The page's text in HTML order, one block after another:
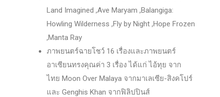
Land Imagined ,Ave Maryam ,Balangiga:
Howling Wilderness ,Fly by Night ,Hope Frozen
,Manta Ray
ภาพยนตร์ฉายโชว์ 16 เรื่องและภาพยนตร์
อาเซียนทรงคุณค่า 3 เรื่อง ได้แก่ ไอ้ทุย จาก
ไทย Moon Over Malaya จากมาเลเซีย-สิงคโปร์
และ Genghis Khan จากฟิลิปปินส์